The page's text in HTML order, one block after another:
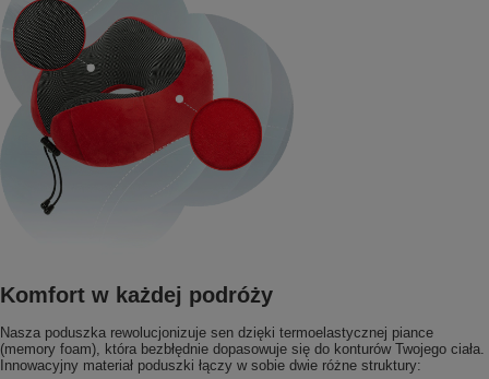
Komfort w każdej podróży
Nasza poduszka rewolucjonizuje sen dzięki termoelastycznej piance
(memory foam), która bezbłędnie dopasowuje się do konturów Twojego ciała.
Innowacyjny materiał poduszki łączy w sobie dwie różne struktury: